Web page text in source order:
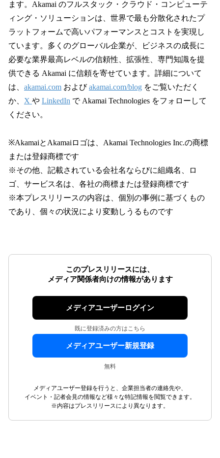
ます。Akamai のフルスタック・クラウド・コンピューテ
ィング・ソリューションは、世界で最も分散化されたプ
ラットフォームで高いパフォーマンスとコストを実現し
ています。多くのグローバル企業が、ビジネスの成長に
必要な業界最高レベルの信頼性、拡張性、専門知識を提
供できる Akamai に信頼を寄せています。詳細について
は、 akamai.com およびakamai.com/blog をご覧いただく
か、 X や LinkedIn で Akamai Technologies をフォローして
ください。
※AkamaiとAkamaiロゴは、Akamai Technologies Inc.の商標
または登録商標です
※その他、記載されている会社名ならびに組織名、ロ
ゴ、サービス名は、各社の商標または登録商標です
※本プレスリリースの内容は、個別の事例に基づくもの
であり、個々の状況により変動しうるものです
このプレスリリースには、
メディア関係者向けの情報があります
メディアユーザーログイン
既に登録済みの方はこちら
メディアユーザー新規登録
無料
メディアユーザー登録を行うと、企業担当者の連絡先や、
イベント・記者会見の情報など様々な特記情報を閲覧できます。
※内容はプレスリリースにより異なります。